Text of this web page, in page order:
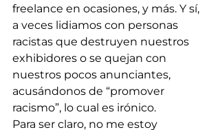
freelance en ocasiones, y más. Y sí,
a veces lidiamos con personas
racistas que destruyen nuestros
exhibidores o se quejan con
nuestros pocos anunciantes,
acusándonos de “promover
racismo”, lo cual es irónico.
Para ser claro, no me estoy